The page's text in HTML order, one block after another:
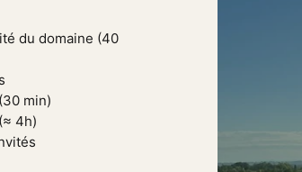
du domaine (40
min)
4h)